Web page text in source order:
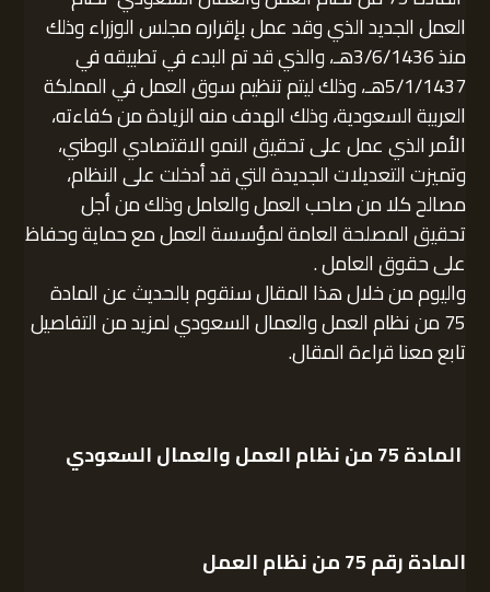
العمل الجديد الذي وقد عمل بإقراره مجلس الوزراء وذلك
منذ 3/6/1436هـ، والذي قد تم البدء في تطبيقه في
5/1/1437هـ، وذلك ليتم تنظيم سوق العمل في المملكة
العربية السعودية، وذلك الهدف منه الزيادة من كفاءته،
الأمر الذي عمل على تحقيق النمو الاقتصادي الوطني،
وتميزت التعديلات الجديدة التي قد أدخلت على النظام،
مصالح كلا من صاحب العمل والعامل وذلك من أجل
تحقيق المصلحة العامة لمؤسسة العمل مع حماية وحفاظ
على حقوق العامل .
واليوم من خلال هذا المقال سنقوم بالحديث عن المادة
75 من نظام العمل والعمال السعودي لمزيد من التفاصيل
تابع معنا قراءة المقال.
​ المادة 75 من نظام العمل والعمال السعودي
المادة رقم 75 من نظام العمل